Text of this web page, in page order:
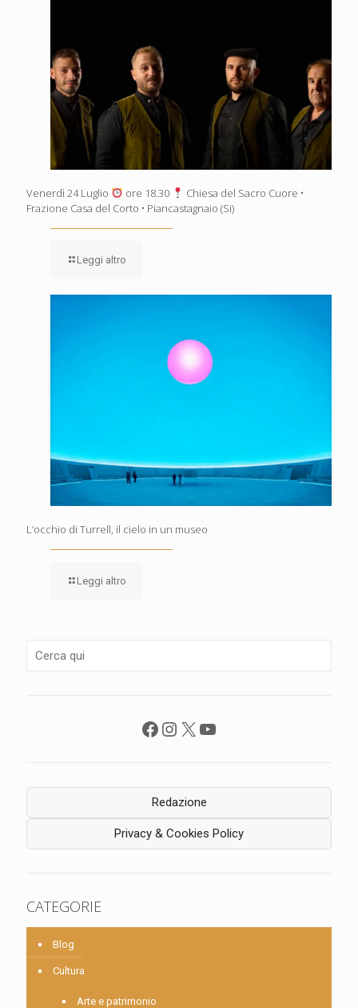
Venerdì 24 Luglio ore 18.30
Chiesa del Sacro Cuore •
Frazione Casa del Corto • Piancastagnaio (Si)
Leggi altro
L’occhio di Turrell, il cielo in un museo
Leggi altro
Facebook
Instagram
X YouTube
Redazione
Privacy & Cookies Policy
CATEGORIE
Blog
Cultura
Arte e patrimonio